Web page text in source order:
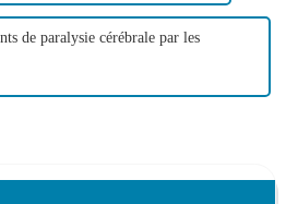
de paralysie cérébrale par les